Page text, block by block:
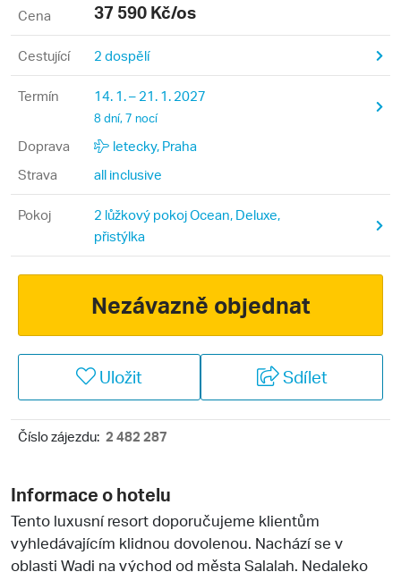
Cena 37 590 Kč/os
Cestující 2 dospělí
Termín 14. 1. – 21. 1. 2027
8 dní, 7 nocí
Doprava
letecky, Praha
Strava
all inclusive
Pokoj
2 lůžkový pokoj Ocean, Deluxe,
přistýlka
Nezávazně objednat
Uložit Sdílet
Číslo zájezdu: 2 482 287
Informace o hotelu
Tento luxusní resort doporučujeme klientům
vyhledávajícím klidnou dovolenou. Nachází se v
oblasti Wadi na východ od města Salalah. Nedaleko